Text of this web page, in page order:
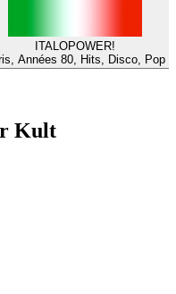
ITALOPOWER!
Années 80, Hits, Disco, Pop
Kult